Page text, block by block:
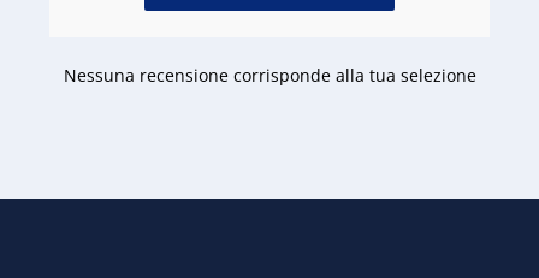
Nessuna recensione corrisponde alla tua selezione